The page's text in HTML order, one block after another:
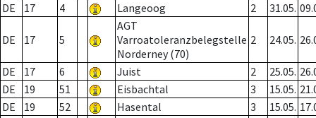
DE
17 4 Langeoog 2 31.05.
DE 17 5
AGT
Varroatoleranzbelegstelle
Norderney (70)
2 24.05.
DE 17 6 Juist 2 25.05.
DE
19 51 Eisbachtal 3 15.05.
DE
19 52 Hasental 3 15.05.